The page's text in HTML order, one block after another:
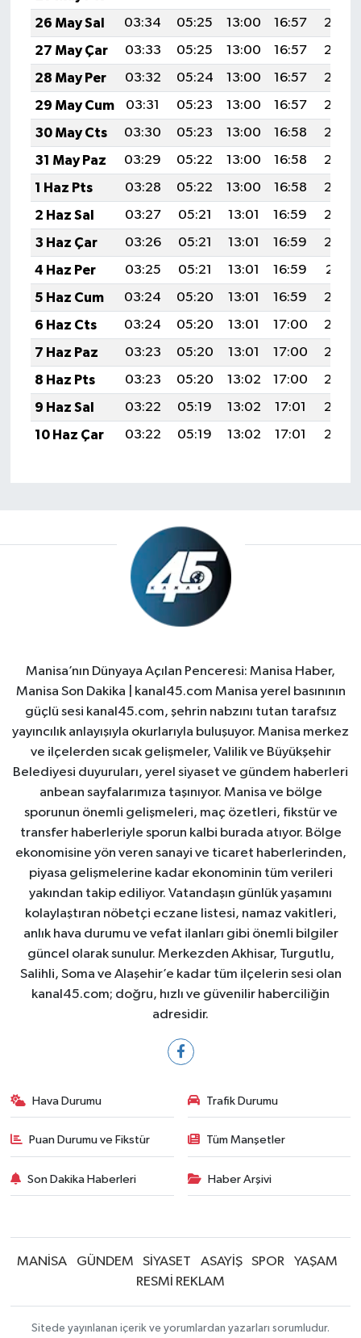
26 May Sal
03:34 05:25 13:00 16:57
20:24
27 May Çar
03:33 05:25 13:00 16:57
20:25
28 May Per
03:32 05:24 13:00 16:57
20:26
29 May Cum
03:31 05:23 13:00 16:57
20:27
30 May Cts
03:30 05:23 13:00 16:58
20:27
31 May Paz
03:29 05:22 13:00 16:58
20:28
1 Haz Pts
03:28 05:22 13:00 16:58
20:29
2 Haz Sal
03:27 05:21 13:01 16:59
20:30
3 Haz Çar
03:26 05:21 13:01 16:59
20:30
4 Haz Per
03:25 05:21 13:01 16:59
20:31
5 Haz Cum
03:24 05:20 13:01 16:59
20:32
6 Haz Cts
03:24 05:20 13:01 17:00
20:32
7 Haz Paz
03:23 05:20 13:01 17:00
20:33
8 Haz Pts
03:23 05:20 13:02 17:00
20:34
9 Haz Sal
03:22 05:19 13:02 17:01
20:34
10 Haz Çar
03:22 05:19 13:02 17:01 20:35
Manisa’nın Dünyaya Açılan Penceresi: Manisa Haber,
Manisa Son Dakika | kanal45.com Manisa yerel basınının
güçlü sesi kanal45.com, şehrin nabzını tutan tarafsız
yayıncılık anlayışıyla okurlarıyla buluşuyor. Manisa merkez
ve ilçelerden sıcak gelişmeler, Valilik ve Büyükşehir
Belediyesi duyuruları, yerel siyaset ve gündem haberleri
anbean sayfalarımıza taşınıyor. Manisa ve bölge
sporunun önemli gelişmeleri, maç özetleri, fikstür ve
transfer haberleriyle sporun kalbi burada atıyor. Bölge
ekonomisine yön veren sanayi ve ticaret haberlerinden,
piyasa gelişmelerine kadar ekonominin tüm verileri
yakından takip ediliyor. Vatandaşın günlük yaşamını
kolaylaştıran nöbetçi eczane listesi, namaz vakitleri,
anlık hava durumu ve vefat ilanları gibi önemli bilgiler
güncel olarak sunulur. Merkezden Akhisar, Turgutlu,
Salihli, Soma ve Alaşehir’e kadar tüm ilçelerin sesi olan
kanal45.com; doğru, hızlı ve güvenilir haberciliğin
adresidir.
Hava Durumu Trafik Durumu
Puan Durumu ve Fikstür Tüm Manşetler
Son Dakika Haberleri Haber Arşivi
MANİSA GÜNDEM SİYASET ASAYİŞ SPOR
YAŞAM
RESMİ REKLAM
Sitede yayınlanan içerik ve yorumlardan yazarları sorumludur.